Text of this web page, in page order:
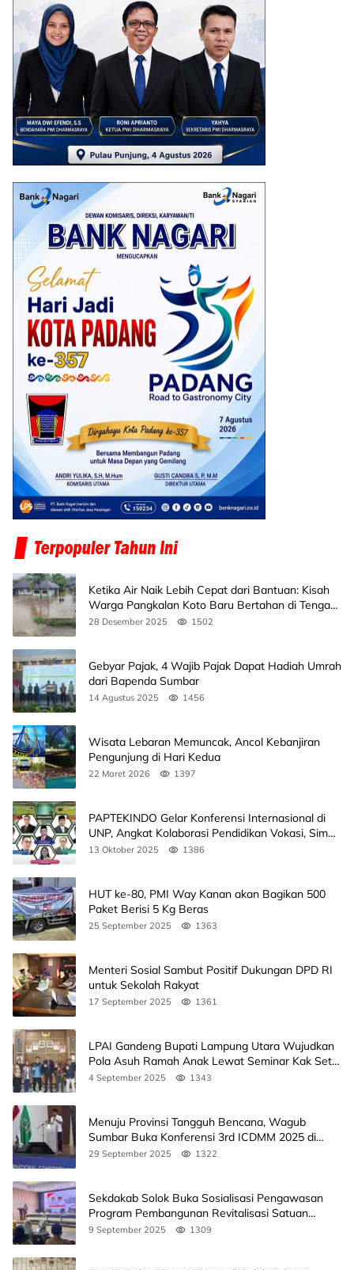
Ketika Air Naik Lebih Cepat dari Bantuan: Kisah
Warga Pangkalan Koto Baru Bertahan di Tengah
Banjir
28 Desember 2025 1502
Gebyar Pajak, 4 Wajib Pajak Dapat Hadiah Umrah
dari Bapenda Sumbar
14 Agustus 2025 1456
Wisata Lebaran Memuncak, Ancol Kebanjiran
Pengunjung di Hari Kedua
22 Maret 2026 1397
PAPTEKINDO Gelar Konferensi Internasional di
UNP, Angkat Kolaborasi Pendidikan Vokasi, Simak
Agendanya
13 Oktober 2025 1386
HUT ke-80, PMI Way Kanan akan Bagikan 500
Paket Berisi 5 Kg Beras
25 September 2025 1363
Menteri Sosial Sambut Positif Dukungan DPD RI
untuk Sekolah Rakyat
17 September 2025 1361
LPAI Gandeng Bupati Lampung Utara Wujudkan
Pola Asuh Ramah Anak Lewat Seminar Kak Seto,
Ini Jadwalnya
4 September 2025 1343
Menuju Provinsi Tangguh Bencana, Wagub
Sumbar Buka Konferensi 3rd ICDMM 2025 di
Unand
29 September 2025 1322
Sekdakab Solok Buka Sosialisasi Pengawasan
Program Pembangunan Revitalisasi Satuan
Pendidikan
9 September 2025 1309